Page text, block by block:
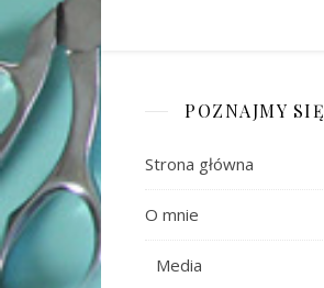
POZNAJMY SIĘ
Strona główna
O mnie
Media